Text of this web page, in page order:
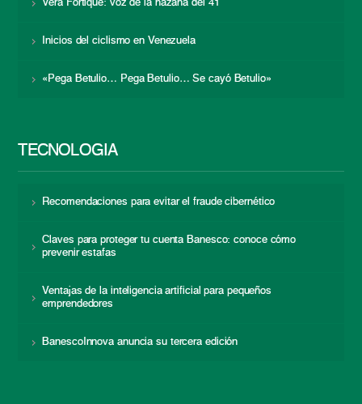
Vera Fortique: voz de la hazaña del 41
Inicios del ciclismo en Venezuela
«Pega Betulio… Pega Betulio… Se cayó Betulio»
TECNOLOGÍA
Recomendaciones para evitar el fraude cibernético
Claves para proteger tu cuenta Banesco: conoce cómo
prevenir estafas
Ventajas de la inteligencia artificial para pequeños
emprendedores
BanescoInnova anuncia su tercera edición